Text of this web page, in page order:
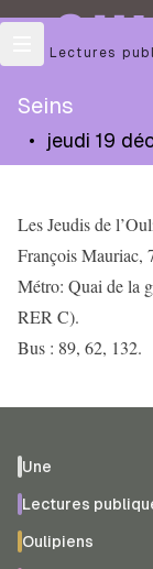
Les Lectures
Seins
• jeudi 19
Les Jeudis de
François Mauriac,
Métro: Quai de la
RER C).
Bus : 89, 62, 132.
Une
Lectures
Oulipiens